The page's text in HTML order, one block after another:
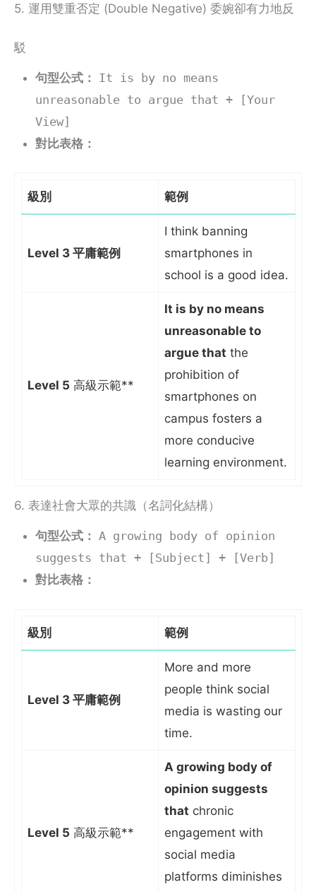
5. 運用雙重否定 (Double Negative) 委婉卻有力地反
駁
句型公式：
It is by no means
unreasonable to argue that + [Your
View]
對比表格：
級別 範例
Level 3 平庸範例
I think banning
smartphones in
school is a good idea.
Level 5 高級示範**
It is by no means
unreasonable to
argue that the
prohibition of
smartphones on
campus fosters a
more conducive
learning environment.
6. 表達社會大眾的共識（名詞化結構）
句型公式： A growing body of opinion
suggests that + [Subject] + [Verb]
對比表格：
級別 範例
Level 3 平庸範例
More and more
people think social
media is wasting our
time.
Level 5 高級示範**
A growing body of
opinion suggests
that chronic
engagement with
social media
platforms diminishes